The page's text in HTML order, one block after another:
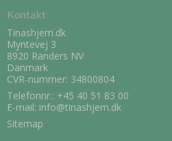
Kontakt
Tinashjem.dk
Myntevej 3
8920 Randers NV
Danmark
CVR-nummer: 34800804
Telefonnr.: +45 40 51 83 00
E-mail: info@tinashjem.dk
Sitemap